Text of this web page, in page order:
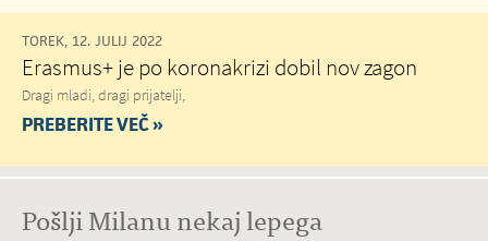
TOREK, 12. JULIJ 2022
Erasmus+ je po koronakrizi dobil nov zagon
Dragi mladi, dragi prijatelji,
PREBERITE VEČ »
Pošlji Milanu nekaj lepega